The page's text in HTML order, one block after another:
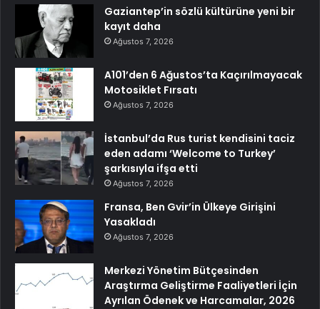
Gaziantep’in sözlü kültürüne yeni bir
kayıt daha
Ağustos 7, 2026
A101’den 6 Ağustos’ta Kaçırılmayacak
Motosiklet Fırsatı
Ağustos 7, 2026
İstanbul’da Rus turist kendisini taciz
eden adamı ‘Welcome to Turkey’
şarkısıyla ifşa etti
Ağustos 7, 2026
Fransa, Ben Gvir’in Ülkeye Girişini
Yasakladı
Ağustos 7, 2026
Merkezi Yönetim Bütçesinden
Araştırma Geliştirme Faaliyetleri İçin
Ayrılan Ödenek ve Harcamalar, 2026